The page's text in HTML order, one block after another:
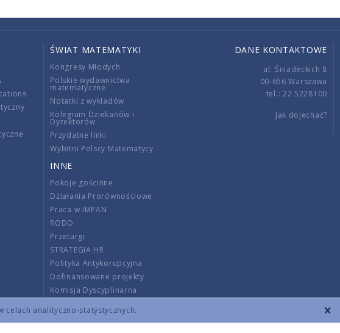
celach analityczno-statystycznych.
ŚWIAT MATEMATYKI
Kongresy Młodych
Polskie wydawnictwa
matematyczne
Notatki z wykładów
Kolegium Dziekanów i
Dyrektorów
Przydatne linki
Wybitni Polscy Matematycy
INNE
Pokoje gościnne
Działania Prorównościowe
Praca w IMPAN
RODO
Przetargi
STRATEGIA HR
Polityka Antykorupcyjna
Dofinansowane projekty
Komisja Dyscyplinarna
Wnoszenie opłat
DANE KONTAKTOWE
ul. Śniadeckich 8
00-656 Warszawa
tel.: 22 5228100
Jak dojechać?